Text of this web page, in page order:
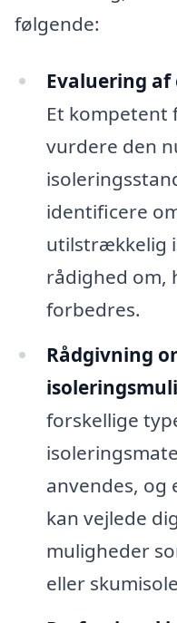
følgende:
Evaluering
Et kompetent
vurdere den
identificere
utilstrækkelig
rådighed om,
forbedres.
Rådgivning
forskellige
anvendes, og
kan vejlede
muligheder
eller